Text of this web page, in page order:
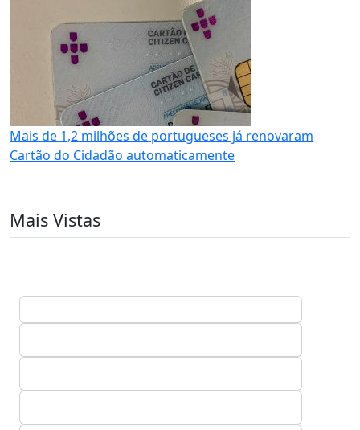
Mais de 1,2 milhões de portugueses já renovaram
Cartão do Cidadão automaticamente
Mais Vistas